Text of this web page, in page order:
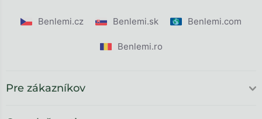
Benlemi.cz Benlemi.sk Benlemi.com
Benlemi.ro
Pre zákazníkov